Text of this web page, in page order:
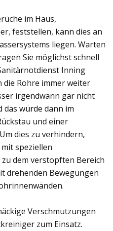
im Haus,
feststellen, kann dies an
liegen. Warten
Sie möglichst schnell
Inning
die Rohre immer weiter
irgendwann gar nicht
würde dann im
und einer
dies zu verhindern,
speziellen
dem verstopften Bereich
drehenden Bewegungen
Verschmutzungen
zum Einsatz.